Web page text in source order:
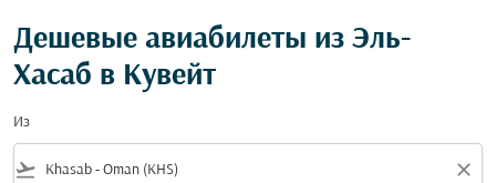
Дешевые авиабилеты из Эль-
Хасаб в Кувейт
Из
flight_takeoff close